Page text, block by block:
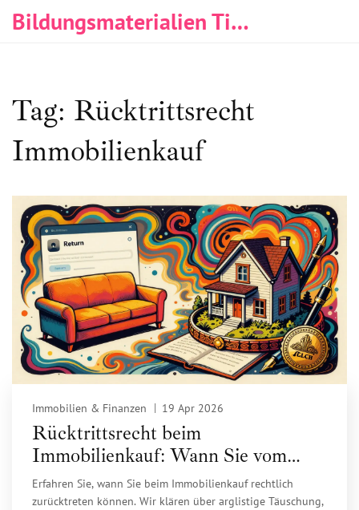
Bildungsmaterialien Tischlerei & Immobilien
Tag: Rücktrittsrecht
Immobilienkauf
Immobilien & Finanzen 19 Apr 2026
Rücktrittsrecht beim
Immobilienkauf: Wann Sie vom
Vertrag zurücktreten können
Erfahren Sie, wann Sie beim Immobilienkauf rechtlich
zurücktreten können. Wir klären über arglistige Täuschung,